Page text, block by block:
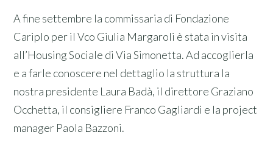
A fine settembre la commissaria di Fondazione
Cariplo per il Vco Giulia Margaroli è stata in visita
all’Housing Sociale di Via Simonetta. Ad accoglierla
e a farle conoscere nel dettaglio la struttura la
nostra presidente Laura Badà, il direttore Graziano
Occhetta, il consigliere Franco Gagliardi e la project
manager Paola Bazzoni.